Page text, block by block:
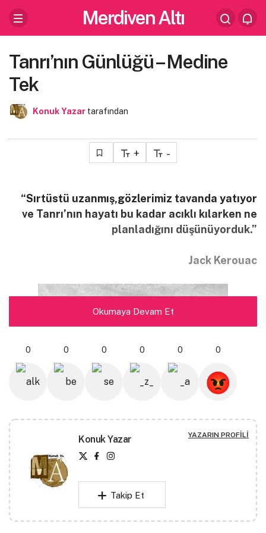
Merdiven Altı
Tanrı’nın Günlüğü – Medine
Tek
Konuk Yazar tarafından
+ -
“Sırtüstü uzanmış,gözlerimiz tavanda yatıyor
ve Tanrı’nın hayatı bu kadar acıklı kılarken ne
planladığını düşünüyorduk.”
Jack Kerouac
Okumaya Devam Et
0 0 0 0 0 0
Konuk Yazar YAZARIN PROFILI
Takip Et